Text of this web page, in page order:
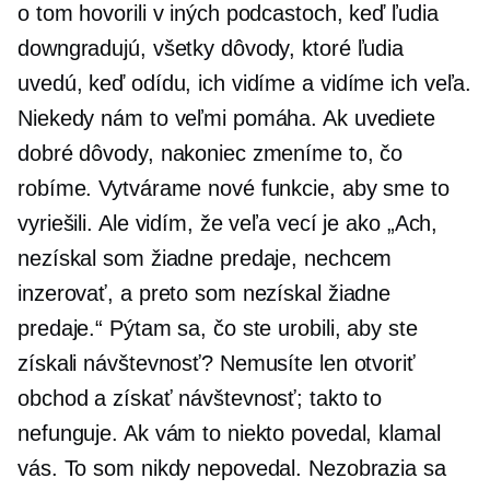
o tom hovorili v iných podcastoch, keď ľudia
downgradujú, všetky dôvody, ktoré ľudia
uvedú, keď odídu, ich vidíme a vidíme ich veľa.
Niekedy nám to veľmi pomáha. Ak uvediete
dobré dôvody, nakoniec zmeníme to, čo
robíme. Vytvárame nové funkcie, aby sme to
vyriešili. Ale vidím, že veľa vecí je ako „Ach,
nezískal som žiadne predaje, nechcem
inzerovať, a preto som nezískal žiadne
predaje.“ Pýtam sa, čo ste urobili, aby ste
získali návštevnosť? Nemusíte len otvoriť
obchod a získať návštevnosť; takto to
nefunguje. Ak vám to niekto povedal, klamal
vás. To som nikdy nepovedal. Nezobrazia sa